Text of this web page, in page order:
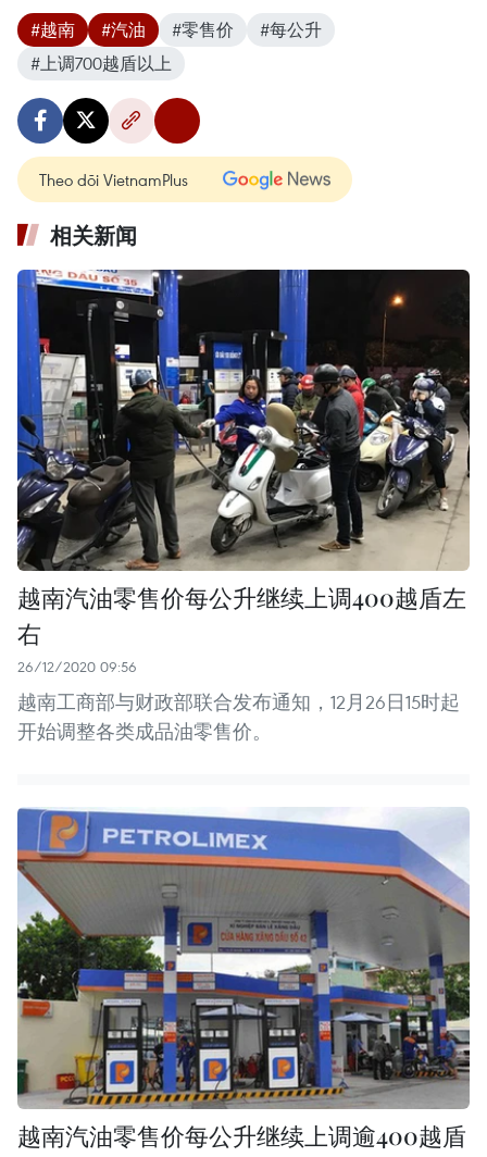
#越南 #汽油 #零售价
#每公升
#上调700越盾以上
Theo dõi VietnamPlus
相关新闻
越南汽油零售价每公升继续上调400越盾左
右
26/12/2020 09:56
越南工商部与财政部联合发布通知，12月26日15时起
开始调整各类成品油零售价。
越南汽油零售价每公升继续上调逾400越盾